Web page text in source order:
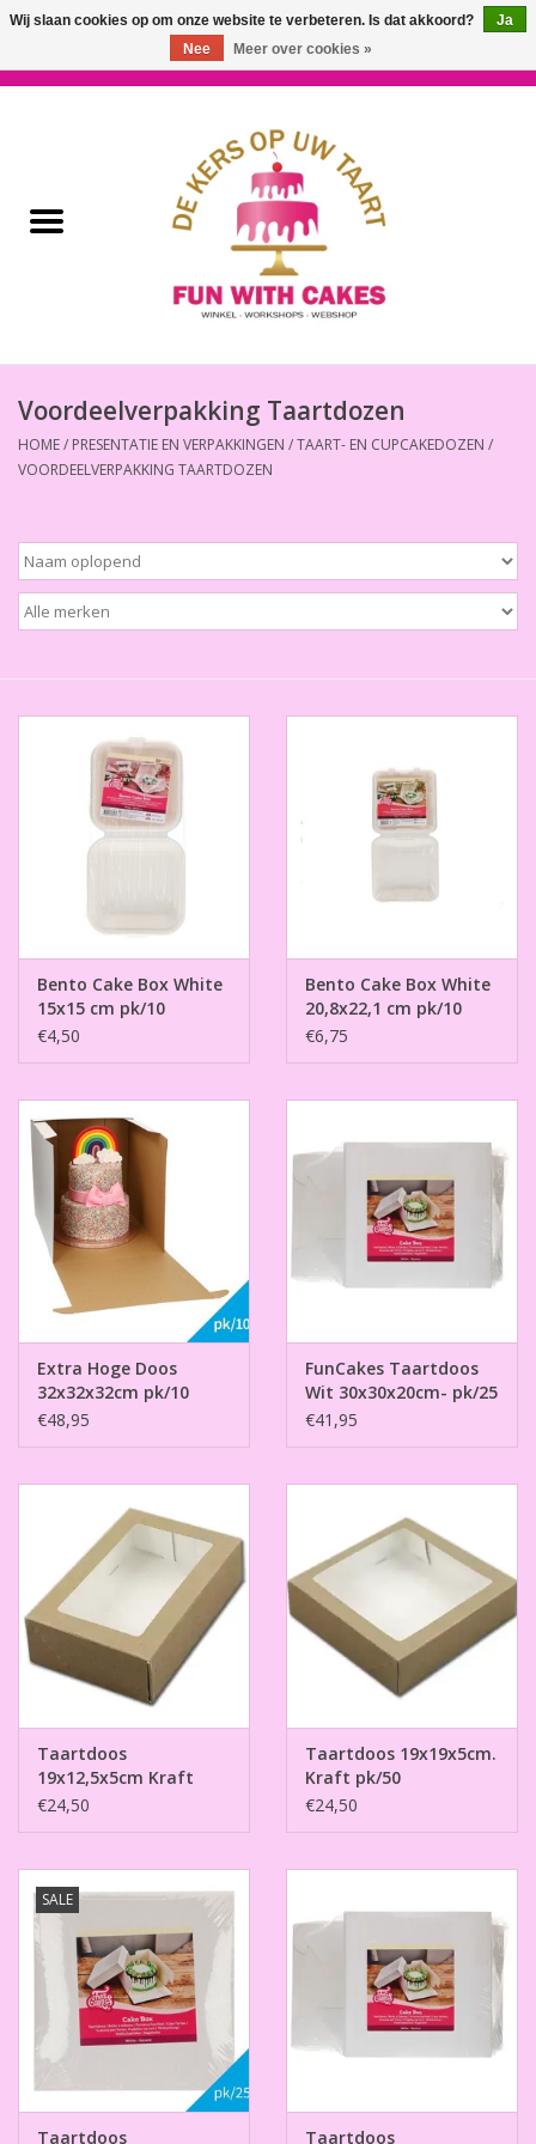
Workshops & Cursussen
Decoreer Gereedschap
Thema's
Cindy's Favorieten
Cadeaubonnen
Voordeelverpakking Taartdozen
HOME/ PRESENTATIE EN VERPAKKINGEN /TAART- EN CUPCAKEDOZEN /
VOORDEELVERPAKKING TAARTDOZEN
Bento Cake Box White
15x15 cm pk/10
€4,50
Bento Cake Box White
20,8x22,1 cm pk/10
€6,75
Extra Hoge Doos
32x32x32cm pk/10
€48,95
FunCakes Taartdoos
Wit 30x30x20cm- pk/25
€41,95
Taartdoos
19x12,5x5cm Kraft
pk/50
€24,50
Taartdoos 19x19x5cm.
Kraft pk/50
€24,50
SALE
Taartdoos Taartdoos
Wij slaan cookies op om onze website te verbeteren. Is dat akkoord?
Ja
Nee
Meer over cookies »